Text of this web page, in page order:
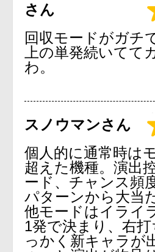
さん
回収モードがガチ
上の単発続いて
わ。
スノウマンさん
個人的に通常時は
超えた機種。演出
ード、チャンス頻
パターンから大当
他モードはイライ
1発で決まり、右
っかく新キャラが